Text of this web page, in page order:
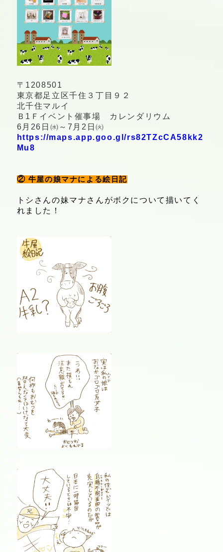
〒1208501
東京都足立区千住３丁目９２
北千住マルイ
Ｂ1Ｆイベント催事場 カレンダリウム
6月26日㈬～7月2日㈫
https://maps.app.goo.gl/rs82TZcCA58kk2
Mu8
② 牛屋の娘マナによる絵 日記
トシさんの妹マナさんがボクについて描いてく
れました！